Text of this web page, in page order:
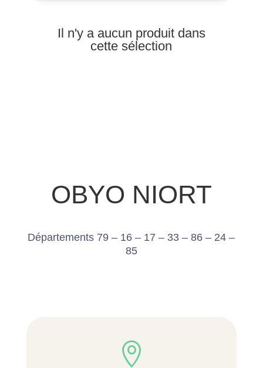
Il n'y a aucun produit dans
cette sélection
OBYO NIORT
Départements 79 – 16 – 17 – 33 – 86 – 24 –
85
